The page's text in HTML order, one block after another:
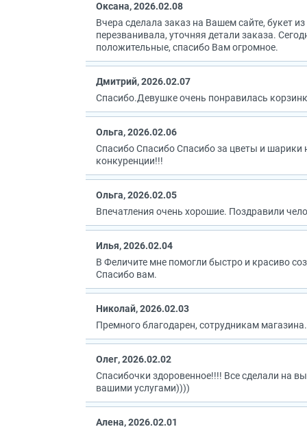
Оксана, 2026.02.08
Вчера сделала заказ на Вашем сайте, букет
перезванивала, уточняя детали заказа.
положительные, спасибо Вам огромное.
Дмитрий, 2026.02.07
Спасибо.Девушке очень понравилась
Ольга, 2026.02.06
Спасибо Спасибо Спасибо за цветы и шарики
конкуренции!!!
Ольга, 2026.02.05
Впечатления очень хорошие. Поздравили
Илья, 2026.02.04
В Феличите мне помогли быстро и красиво
Спасибо вам.
Николай, 2026.02.03
Премного благодарен, сотрудникам
Олег, 2026.02.02
Спасибочки здоровенное!!!! Все сделали на
вашими услугами))))
Алена, 2026.02.01